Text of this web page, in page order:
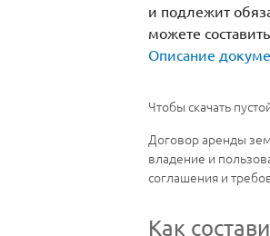
и подлежит
можете
Описание
Чтобы скачать
Договор аренды
владение и
соглашения и
Как